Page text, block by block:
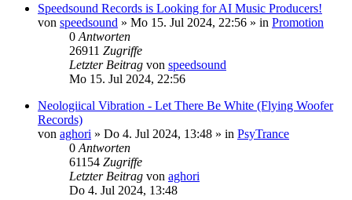
Speedsound Records is Looking for AI Music Producers!
von speedsound » Mo 15. Jul 2024, 22:56 » in Promotion
0 Antworten
26911 Zugriffe
Letzter Beitrag von speedsound
Mo 15. Jul 2024, 22:56
Neologiical Vibration - Let There Be White (Flying Woofer
Records)
von aghori » Do 4. Jul 2024, 13:48 » in PsyTrance
0 Antworten
61154 Zugriffe
Letzter Beitrag von aghori
Do 4. Jul 2024, 13:48